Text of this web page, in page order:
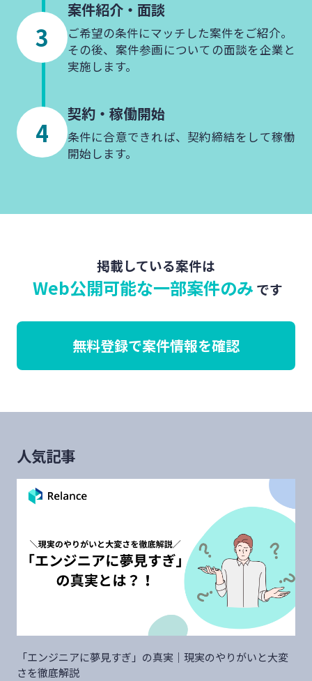
案件紹介・ 面談
ご希望の条件にマッチした案件をご紹介。
その後、案件参画についての面談を企業と
実施します。
契約・ 稼働開始
条件に合意できれば、契約締結をして稼働
開始します。
掲載している案件は
Web公開可能な一部案件のみ です
無料登録で案件情報を確認
人気記事
「エンジニアに夢見すぎ」の真実｜現実のやりがいと大変
さを徹底解説